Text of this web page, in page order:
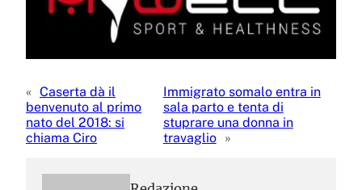
« Caserta dà il
benvenuto al primo
nato del 2018: si
chiama Ciro
Immigrato somalo entra in
sala parto e tenta di
stuprare una donna in
travaglio »